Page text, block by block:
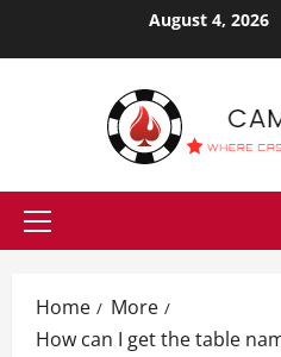
August 4, 2026
Primary
Home
More
How can I get the table